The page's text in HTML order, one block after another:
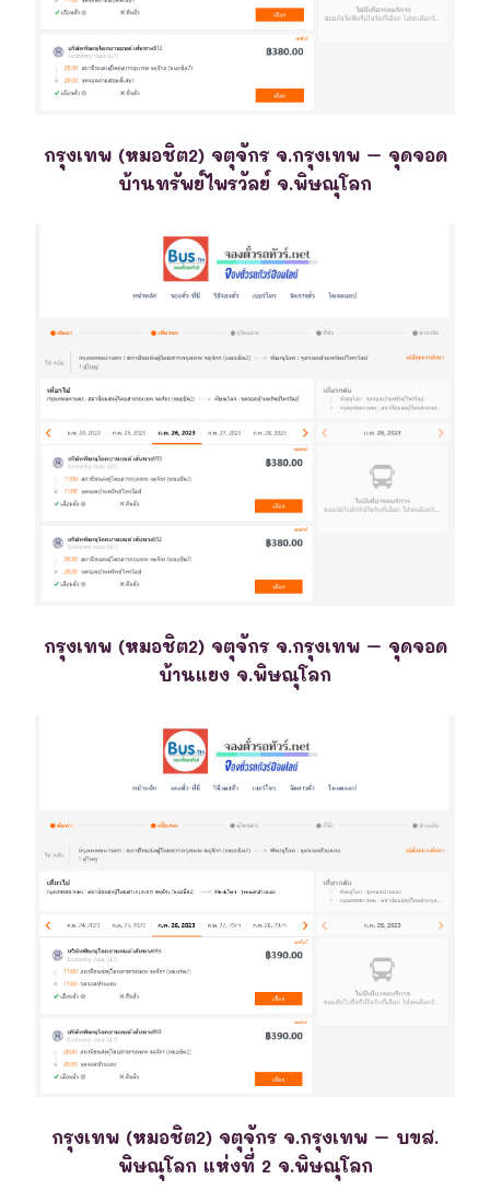
กรุงเทพ (หมอชิต2) จตุจักร จ.กรุงเทพ – จุดจอด
บ้านทรัพย์ไพรวัลย์ จ.พิษณุโลก
กรุงเทพ (หมอชิต2) จตุจักร จ.กรุงเทพ – จุดจอด
บ้านแยง จ.พิษณุโลก
กรุงเทพ (หมอชิต2) จตุจักร จ.กรุงเทพ – บขส.
พิษณุโลก แห่งที่ 2 จ.พิษณุโลก